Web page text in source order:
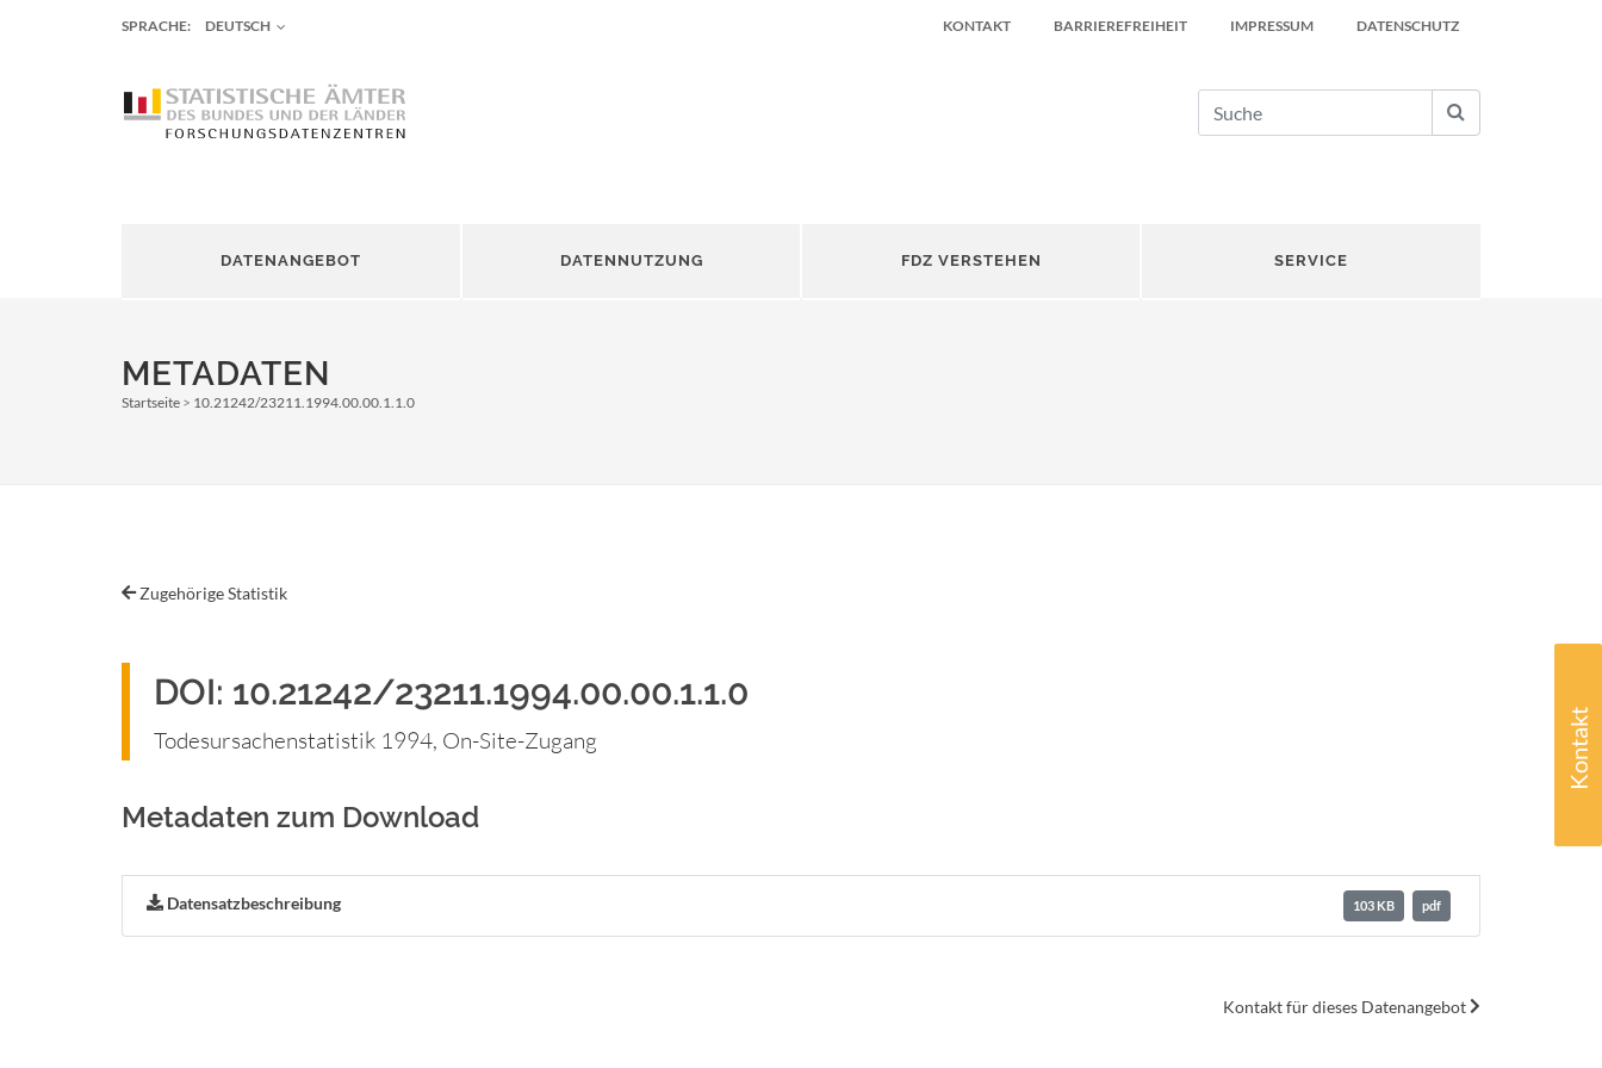
Kontakt
SPRACHE: DEUTSCH KONTAKT BARRIEREFREIHEIT IMPRESSUM DATENSCHUTZ
DATENANGEBOT DATENNUTZUNG FDZ VERSTEHEN SERVICE
METADATEN
Pfadnavigation
Startseite 10.21242/23211.1994.00.00.1.1.0
Zugehörige Statistik
DOI: 10.21242/23211.1994.00.00.1.1.0
Todesursachenstatistik 1994, On-Site-Zugang
Metadaten zum Download
Datensatzbeschreibung 103 KB pdf
Kontakt für dieses Datenangebot